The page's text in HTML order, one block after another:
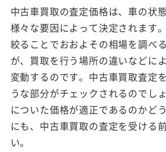
中古車買取の査定価格は、車の状
様々な要因によって決定されます
絞ることでおおよその相場を調べ
が、買取を行う場所の違いなどに
変動するのです。中古車買取査定
うな部分がチェックされるのでし
についた価格が適正であるのかど
にも、中古車買取の査定を受ける
い。